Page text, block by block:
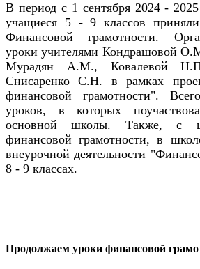
В период с 1 сентября 2024 - 2025
учащиеся 5 - 9 классов
Финансовой грамотности.
уроки учителями Кондрашовой
Мурадян А.М., Ковалевой
Снисаренко С.Н. в рамках
финансовой грамотности".
уроков, в которых
основной школы. Также, с
финансовой грамотности, в
внеурочной деятельности
8 - 9 классах.
Продолжаем уроки финансовой